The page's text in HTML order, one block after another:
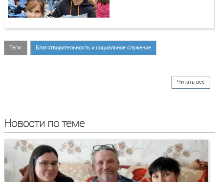
Теги: Благотворительность и социальное служение
Читать все
Новости по теме